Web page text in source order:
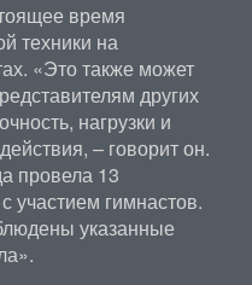
время
техники на
«Это также может
других
нагрузки и
– говорит он.
провела 13
участием гимнастов.
указанные